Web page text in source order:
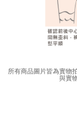
所有商品圖片皆為實物
與實